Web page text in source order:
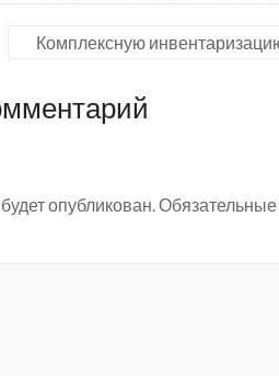
Комплексную
опубликован.